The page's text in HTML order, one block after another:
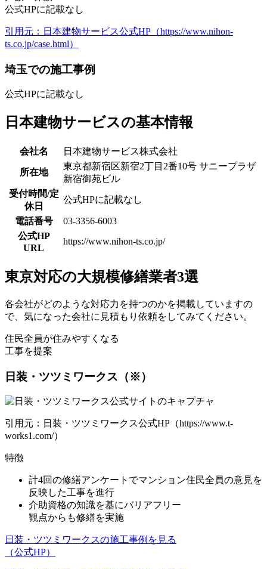
公式HPに記載なし
引用元：日本建物サービス公式HP（https://www.nihon-
ts.co.jp/case.html）
埼玉での施工事例
公式HPに記載なし
日本建物サービスの基本情報
会社名 日本建物サービス株式会社
所在地
東京都新宿区新宿2丁目2番10号 サニープラザ
新宿御苑ビル
受付時間/定
休日
公式HPに記載なし
電話番号
03-3356-6003
公式HP
URL
https://www.nihon-ts.co.jp/
東京対応の大規模修繕業者3選
各会社がどのような対応力を持つのかを掲載していますの
で、気になった会社に見積もり依頼をしてみてください。
住民全員が住みやすくなる
工事を提案
日装・ツツミワークス（※）
引用元：日装・ツツミワークス公式HP（https://www.t-
works1.com/）
特徴
計4回の修繕アンケートでマンション住民全員の意見を
反映した工事を進行
介助資格の知識を基にバリアフリー
観点からも修繕を実施
日装・ツツミワークスの施工事例を見る
（公式HP）